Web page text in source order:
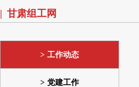
甘肃组工网
工作动态
党建工作